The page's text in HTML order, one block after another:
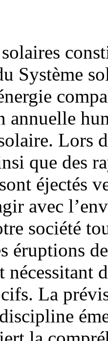
Système
annuelle
Lors
que des
éjectés
avec
société
éruptions
La